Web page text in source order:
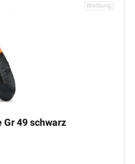
49 schwarz